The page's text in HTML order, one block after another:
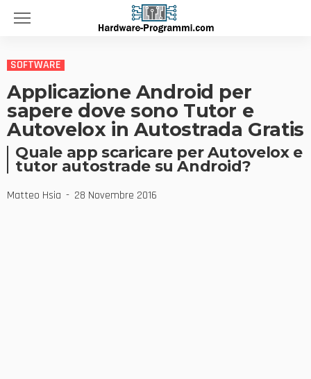
SOFTWARE
Applicazione Android per
sapere dove sono Tutor e
Autovelox in Autostrada Gratis
Quale app scaricare per Autovelox e
tutor autostrade su Android?
Matteo Hsia 28 Novembre 2016